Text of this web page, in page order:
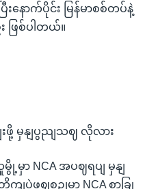
နောက်ပိုင်း မြန်မာစစ်တပ်နဲ့
ြစ်ပါတယ်။
ျးဖို့ မှနျပွညျသဈ လိုလား
မွို့မှာ NCA အပဈရပျ မှနျ
ျပှဲဖွဈစဉျမှာ NCA စာခြု